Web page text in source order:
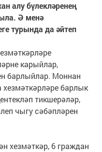
алу бүлекләренең
Ә менә
турында да әйтеп
карыйлар,
барлыйлар. Моннан
барлык
тикшерәләр,
чыгу сәбәпләрен
хезмәткәр, 6 граждан